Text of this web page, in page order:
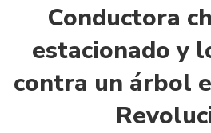
Conductora
estacionado y
contra un árbol